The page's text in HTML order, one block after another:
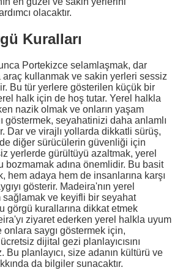
olacaktır.
Kuralları
Portekizce selamlaşmak, dar
araç kullanmak ve sakin yerleri sessiz
Bu tür yerlere gösterilen küçük bir
halk için de hoş tutar. Yerel halkla
nazik olmak ve onların yaşam
göstermek, seyahatinizi daha anlamlı
Dar ve virajlı yollarda dikkatli sürüş,
diğer sürücülerin güvenliği için
yerlerde gürültüyü azaltmak, yerel
bozmamak adına önemlidir. Bu basit
hem adaya hem de insanlarına karşı
gösterir. Madeira'nın yerel
sağlamak ve keyifli bir seyahat
görgü kurallarına dikkat etmek
ziyaret ederken yerel halkla uyum
saygı göstermek için,
dijital gezi planlayıcısını
Bu planlayıcı, size adanın kültürü ve
da bilgiler sunacaktır.